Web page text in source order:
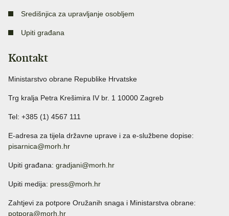
Središnjica za upravljanje osobljem
Upiti građana
Kontakt
Ministarstvo obrane Republike Hrvatske
Trg kralja Petra Krešimira IV br. 1 10000 Zagreb
Tel: +385 (1) 4567 111
E-adresa za tijela državne uprave i za e-službene dopise:
pisarnica@morh.hr
Upiti građana: gradjani@morh.hr
Upiti medija: press@morh.hr
Zahtjevi za potpore Oružanih snaga i Ministarstva obrane:
potpora@morh.hr